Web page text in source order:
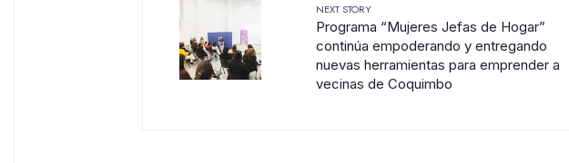
NEXT STORY
Programa “Mujeres Jefas de Hogar”
continúa empoderando y entregando
nuevas herramientas para emprender a
vecinas de Coquimbo